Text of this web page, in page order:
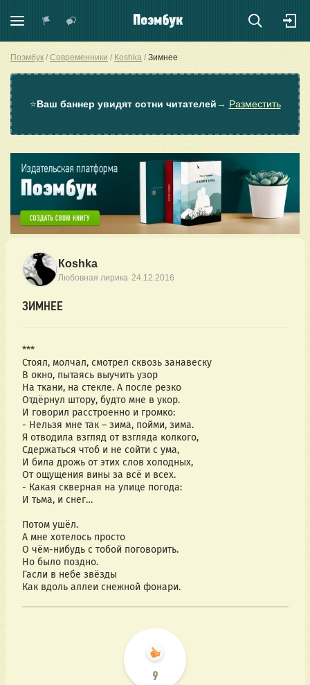
Поэмбук Современники Коshkа Зимнее
⭐Ваш баннер увидят сотни читателей → Разместить
Коshkа
Любовная лирика·24.12.2016
ЗИМНЕЕ
***
Стоял, молчал, смотрел сквозь занавеску
В окно, пытаясь выучить узор
На ткани, на стекле. А после резко
Отдёрнул штору, будто мне в укор.
И говорил расстроенно и громко:
- Нельзя мне так – зима, пойми, зима.
Я отводила взгляд от взгляда колкого,
Сдержаться чтоб и не сойти с ума,
И била дрожь от этих слов холодных,
От ощущения вины за всё и всех.
- Какая скверная на улице погода:
И тьма, и снег…
Потом ушёл.
А мне хотелось просто
О чём-нибудь с тобой поговорить.
Но было поздно.
Гасли в небе звёзды
Как вдоль аллеи снежной фонари.
9